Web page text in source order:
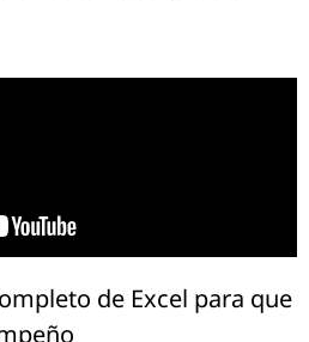
de Excel para que